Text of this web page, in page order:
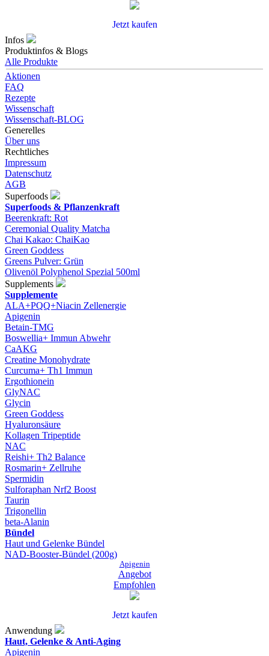
Jetzt kaufen
Infos
Produktinfos & Blogs
Alle Produkte
Aktionen
FAQ
Rezepte
Wissenschaft
Wissenschaft-BLOG
Generelles
Über uns
Rechtliches
Impressum
Datenschutz
AGB
Superfoods
Superfoods & Pflanzenkraft
Beerenkraft: Rot
Ceremonial Quality Matcha
Chai Kakao: ChaiKao
Green Goddess
Greens Pulver: Grün
Olivenöl Polyphenol Spezial 500ml
Supplements
Supplemente
ALA+PQQ+Niacin Zellenergie
Apigenin
Betain-TMG
Boswellia+ Immun Abwehr
CaAKG
Creatine Monohydrate
Curcuma+ Th1 Immun
Ergothionein
GlyNAC
Glycin
Green Goddess
Hyaluronsäure
Kollagen Tripeptide
NAC
Reishi+ Th2 Balance
Rosmarin+ Zellruhe
Spermidin
Sulforaphan Nrf2 Boost
Taurin
Trigonellin
beta-Alanin
Bündel
Haut und Gelenke Bündel
NAD-Booster-Bündel (200g)
Apigenin
Angebot
Empfohlen
Jetzt kaufen
Anwendung
Haut, Gelenke & Anti-Aging
Apigenin